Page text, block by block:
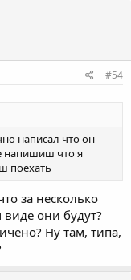
#54
написал что он
напишиш что я
поехать
за несколько
они будут?
Ну там, типа,